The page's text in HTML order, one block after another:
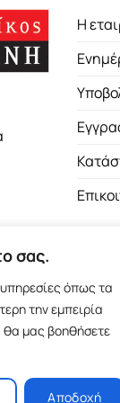
σας.
όπως τα
την εμπειρία
θα μας βοηθήσετε
Αποδοχή
Η